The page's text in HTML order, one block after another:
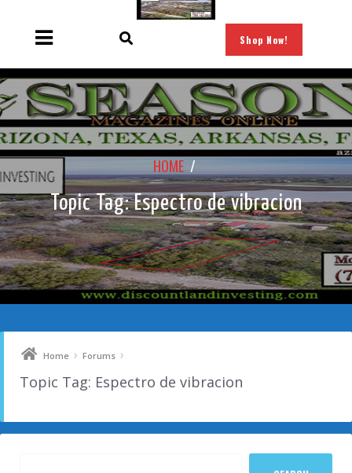
Shop Now!
HOME /
Topic Tag: Espectro de vibracion
Home › Forums ›
Topic Tag: Espectro de vibracion